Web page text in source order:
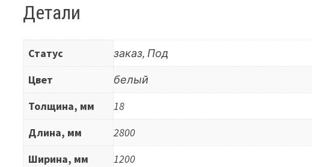
Детали
Статус
заказ, Под
Цвет
белый
Толщина, мм
18
Длина, мм
2800
Ширина, мм
1200